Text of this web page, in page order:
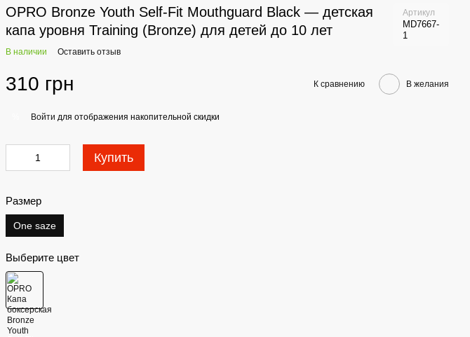
OPRO Bronze Youth Self-Fit Mouthguard Black — детская
капа уровня Training (Bronze) для детей до 10 лет
Артикул
MD7667-
1
В наличии Оставить отзыв
310 грн К сравнению В желания
Войти для отображения накопительной скидки
Купить
Размер
One saze
Выберите цвет